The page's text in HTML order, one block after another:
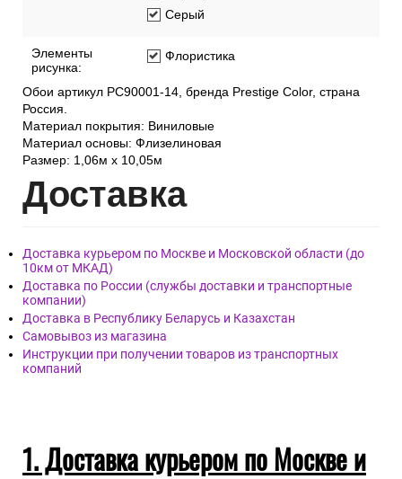
Серый
Элементы
рисунка:
Флористика
Обои артикул PC90001-14, бренда Prestige Color, страна
Россия.
Материал покрытия: Виниловые
Материал основы: Флизелиновая
Размер: 1,06м х 10,05м
Доставка
Доставка курьером по Москве и Московской области (до
10км от МКАД)
Доставка по России (службы доставки и транспортные
компании)
Доставка в Республику Беларусь и Казахстан
Самовывоз из магазина
Инструкции при получении товаров из транспортных
компаний
1. Доставка курьером по Москве и